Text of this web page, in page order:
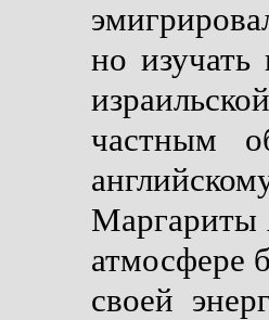
но
частным
Маргариты
атмосфере
своей